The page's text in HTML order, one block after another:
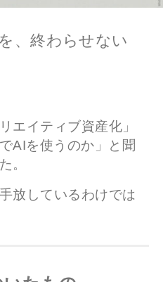
、終わらせない
エイティブ資産化」
AIを使うのか」と聞
。
放しているわけでは